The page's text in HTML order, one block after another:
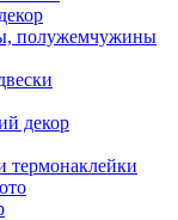
полужемчужины
декор
термонаклейки